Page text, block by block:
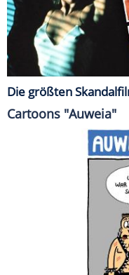
Die größten
Cartoons "Auweia"